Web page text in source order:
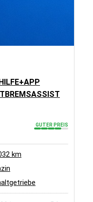
GUTER PREIS
km